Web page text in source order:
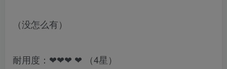
（没怎么有）
耐用度：❤❤❤ ❤ （4星）